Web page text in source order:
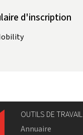
d'inscription
OUTILS DE TRAVAIL
Annuaire